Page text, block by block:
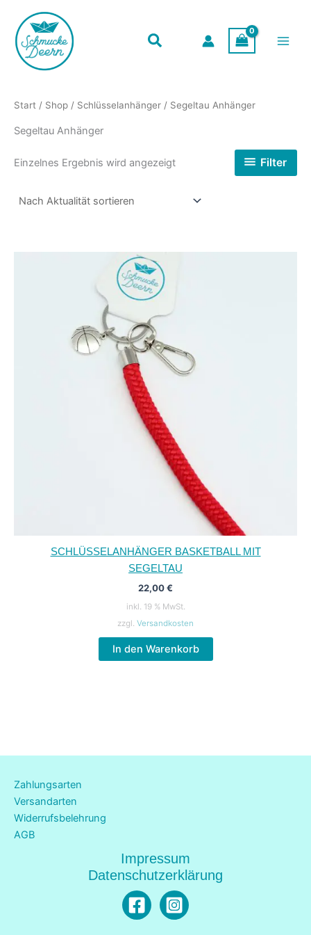
Inhalt
springen
Start / Shop / Schlüsselanhänger / Segeltau Anhänger
Segeltau Anhänger
Einzelnes Ergebnis wird angezeigt Filter
SCHLÜSSELANHÄNGER BASKETBALL MIT
SEGELTAU
22,00€
inkl. 19 % MwSt.
zzgl. Versandkosten
In den Warenkorb
Zahlungsarten
Versandarten
Widerrufsbelehrung
AGB
Impressum
Datenschutzerklärung